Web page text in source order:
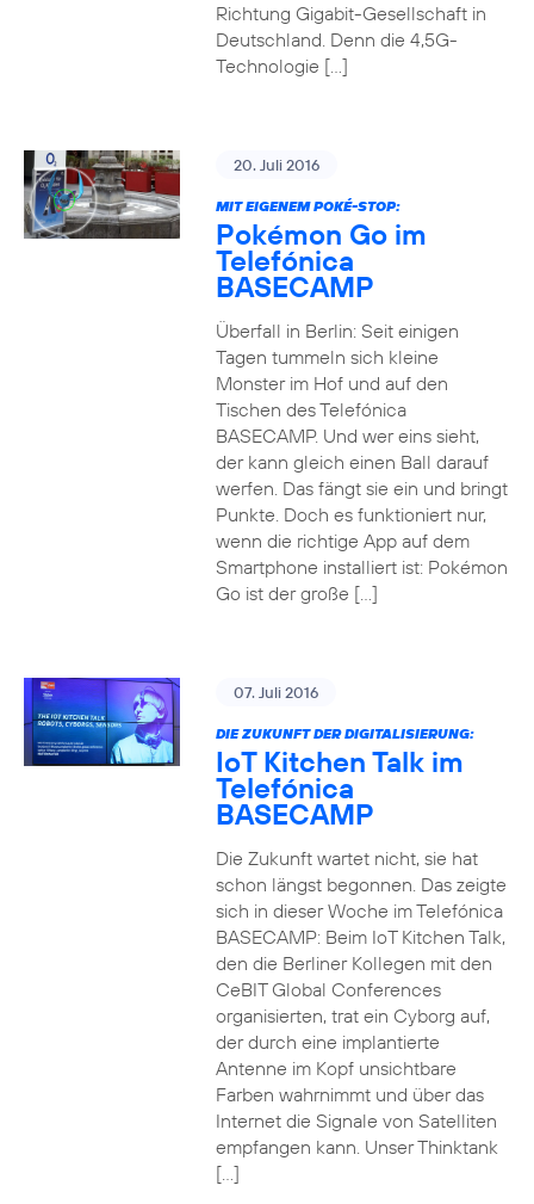
Richtung Gigabit-Gesellschaft in
Deutschland. Denn die 4,5G-
Technologie […]
20. Juli 2016
MIT EIGENEM POKÉ-STOP:
Pokémon Go im
Telefónica
BASECAMP
Überfall in Berlin: Seit einigen
Tagen tummeln sich kleine
Monster im Hof und auf den
Tischen des Telefónica
BASECAMP. Und wer eins sieht,
der kann gleich einen Ball darauf
werfen. Das fängt sie ein und bringt
Punkte. Doch es funktioniert nur,
wenn die richtige App auf dem
Smartphone installiert ist: Pokémon
Go ist der große […]
07. Juli 2016
DIE ZUKUNFT DER DIGITALISIERUNG:
IoT Kitchen Talk im
Telefónica
BASECAMP
Die Zukunft wartet nicht, sie hat
schon längst begonnen. Das zeigte
sich in dieser Woche im Telefónica
BASECAMP: Beim IoT Kitchen Talk,
den die Berliner Kollegen mit den
CeBIT Global Conferences
organisierten, trat ein Cyborg auf,
der durch eine implantierte
Antenne im Kopf unsichtbare
Farben wahrnimmt und über das
Internet die Signale von Satelliten
empfangen kann. Unser Thinktank
[…]